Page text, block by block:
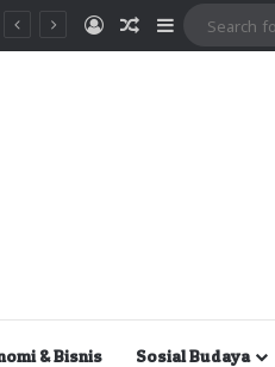
MasukRandom Article
Sidebar
& Bisnis Sosial Budaya